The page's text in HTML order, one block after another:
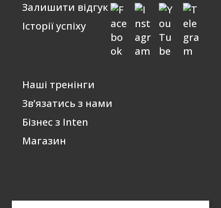
Залишити відгук
Історії успіху
Наші тренінги
Зв’язатись з нами
Бізнес з Inten
Магазин